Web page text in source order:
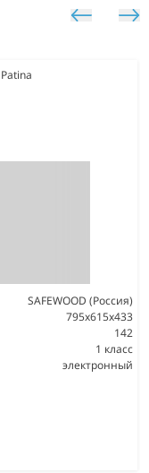
SAFEWOOD (Россия)
795х615х433
142
1 класс
электронный